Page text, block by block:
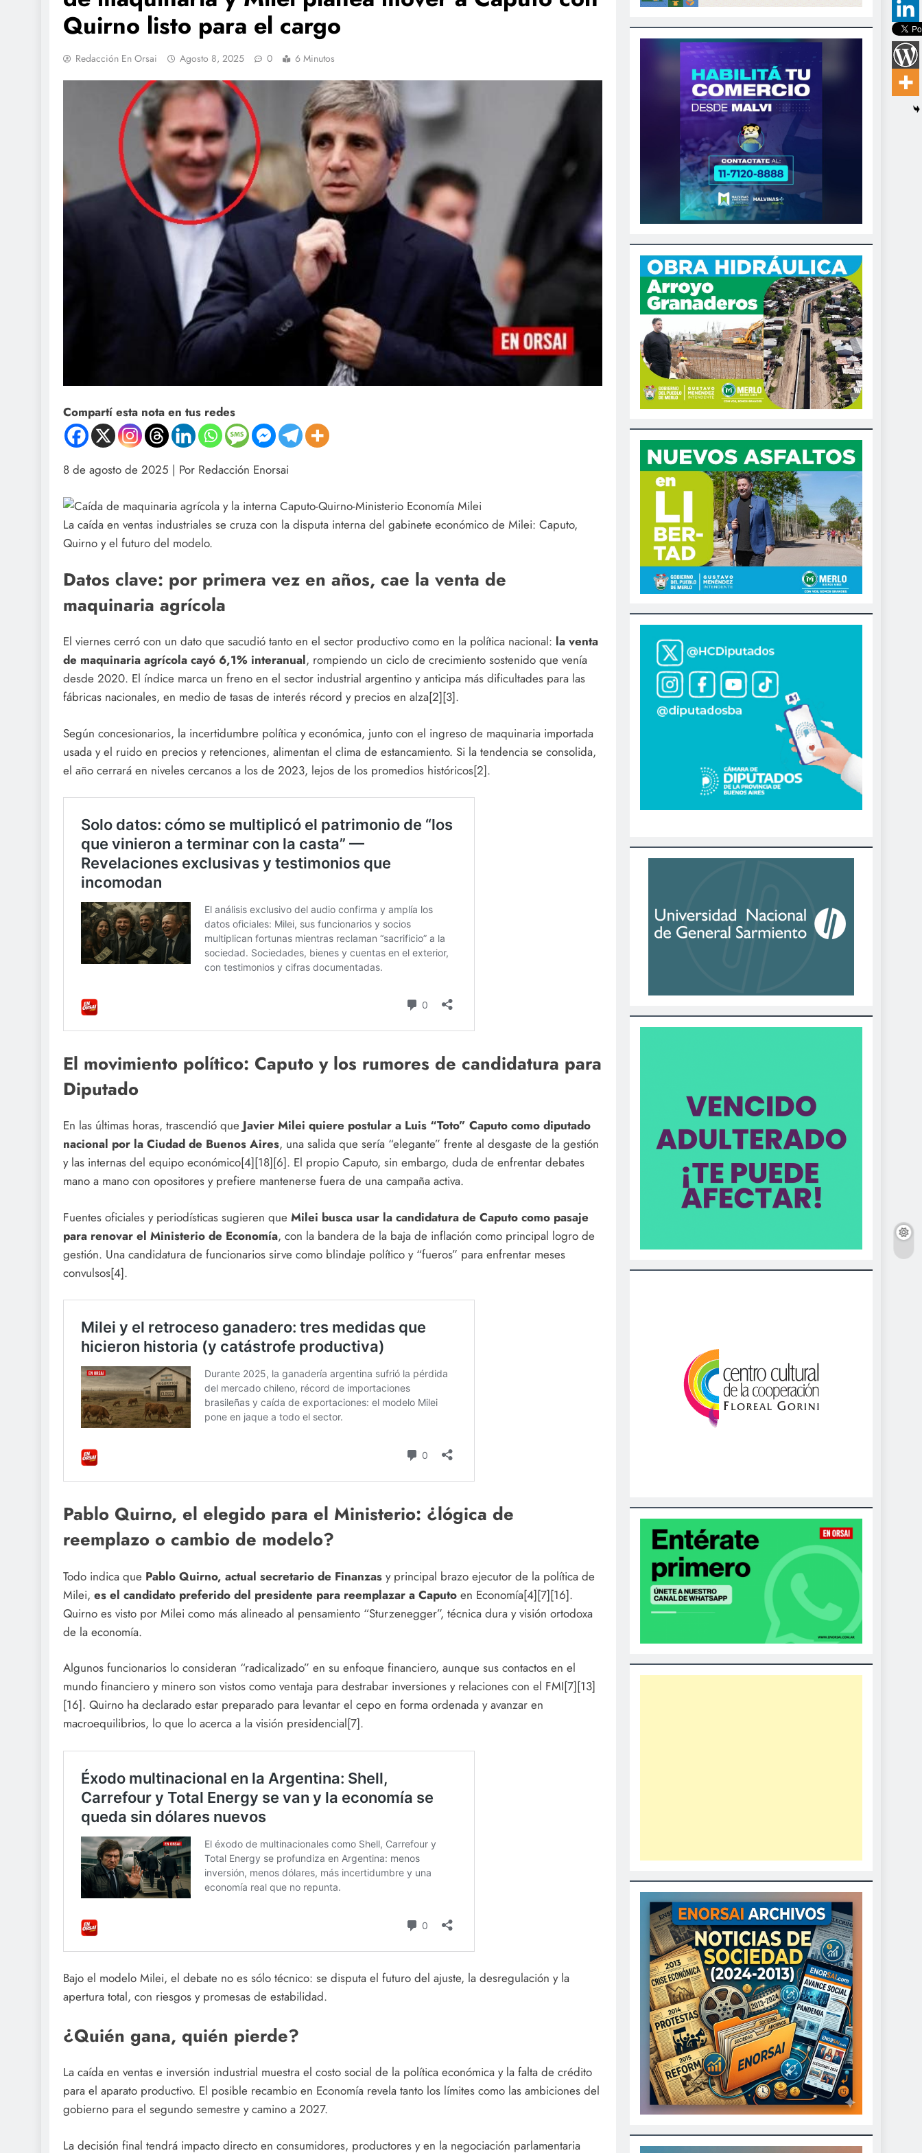
Quirno listo para el cargo
Redacción En Orsai Agosto 8, 2025 0 6 Minutos
Compartí esta nota en tus redes
8 de agosto de 2025 | Por Redacción Enorsai
La caída en ventas industriales se cruza con la disputa interna del gabinete económico de Milei: Caputo,
Quirno y el futuro del modelo.
Datos clave: por primera vez en años, cae la venta de
maquinaria agrícola
El viernes cerró con un dato que sacudió tanto en el sector productivo como en la política nacional: la venta
de maquinaria agrícola cayó 6,1% interanual, rompiendo un ciclo de crecimiento sostenido que venía
desde 2020. El índice marca un freno en el sector industrial argentino y anticipa más dificultades para las
fábricas nacionales, en medio de tasas de interés récord y precios en alza[2][3].
Según concesionarios, la incertidumbre política y económica, junto con el ingreso de maquinaria importada
usada y el ruido en precios y retenciones, alimentan el clima de estancamiento. Si la tendencia se consolida,
el año cerrará en niveles cercanos a los de 2023, lejos de los promedios históricos[2].
El movimiento político: Caputo y los rumores de candidatura para
Diputado
En las últimas horas, trascendió que Javier Milei quiere postular a Luis “Toto” Caputo como diputado
nacional por la Ciudad de Buenos Aires, una salida que sería “elegante” frente al desgaste de la gestión
y las internas del equipo económico[4][18][6]. El propio Caputo, sin embargo, duda de enfrentar debates
mano a mano con opositores y prefiere mantenerse fuera de una campaña activa.
Fuentes oficiales y periodísticas sugieren que Milei busca usar la candidatura de Caputo como pasaje
para renovar el Ministerio de Economía, con la bandera de la baja de inflación como principal logro de
gestión. Una candidatura de funcionarios sirve como blindaje político y “fueros” para enfrentar meses
convulsos[4].
Pablo Quirno, el elegido para el Ministerio: ¿lógica de
reemplazo o cambio de modelo?
Todo indica que Pablo Quirno, actual secretario de Finanzas y principal brazo ejecutor de la política de
Milei, es el candidato preferido del presidente para reemplazar a Caputo en Economía[4][7][16].
Quirno es visto por Milei como más alineado al pensamiento “Sturzenegger”, técnica dura y visión ortodoxa
de la economía.
Algunos funcionarios lo consideran “radicalizado” en su enfoque financiero, aunque sus contactos en el
mundo financiero y minero son vistos como ventaja para destrabar inversiones y relaciones con el FMI[7][13]
[16]. Quirno ha declarado estar preparado para levantar el cepo en forma ordenada y avanzar en
macroequilibrios, lo que lo acerca a la visión presidencial[7].
Bajo el modelo Milei, el debate no es sólo técnico: se disputa el futuro del ajuste, la desregulación y la
apertura total, con riesgos y promesas de estabilidad.
¿Quién gana, quién pierde?
La caída en ventas e inversión industrial muestra el costo social de la política económica y la falta de crédito
para el aparato productivo. El posible recambio en Economía revela tanto los límites como las ambiciones del
gobierno para el segundo semestre y camino a 2027.
La decisión final tendrá impacto directo en consumidores, productores y en la negociación parlamentaria